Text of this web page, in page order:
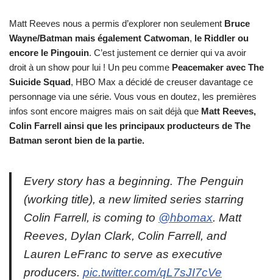
Matt Reeves nous a permis d’explorer non seulement Bruce
Wayne/Batman mais également Catwoman, le Riddler ou
encore le Pingouin. C’est justement ce dernier qui va avoir
droit à un show pour lui ! Un peu comme Peacemaker avec The
Suicide Squad, HBO Max a décidé de creuser davantage ce
personnage via une série. Vous vous en doutez, les premières
infos sont encore maigres mais on sait déjà que Matt Reeves,
Colin Farrell ainsi que les principaux producteurs de The
Batman seront bien de la partie.
Every story has a beginning. The Penguin
(working title), a new limited series starring
Colin Farrell, is coming to @hbomax. Matt
Reeves, Dylan Clark, Colin Farrell, and
Lauren LeFranc to serve as executive
producers. pic.twitter.com/qL7sJI7cVe